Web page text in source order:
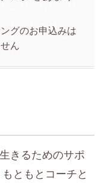
グのお申込みは
ん
きるためのサポ
ともとコーチと